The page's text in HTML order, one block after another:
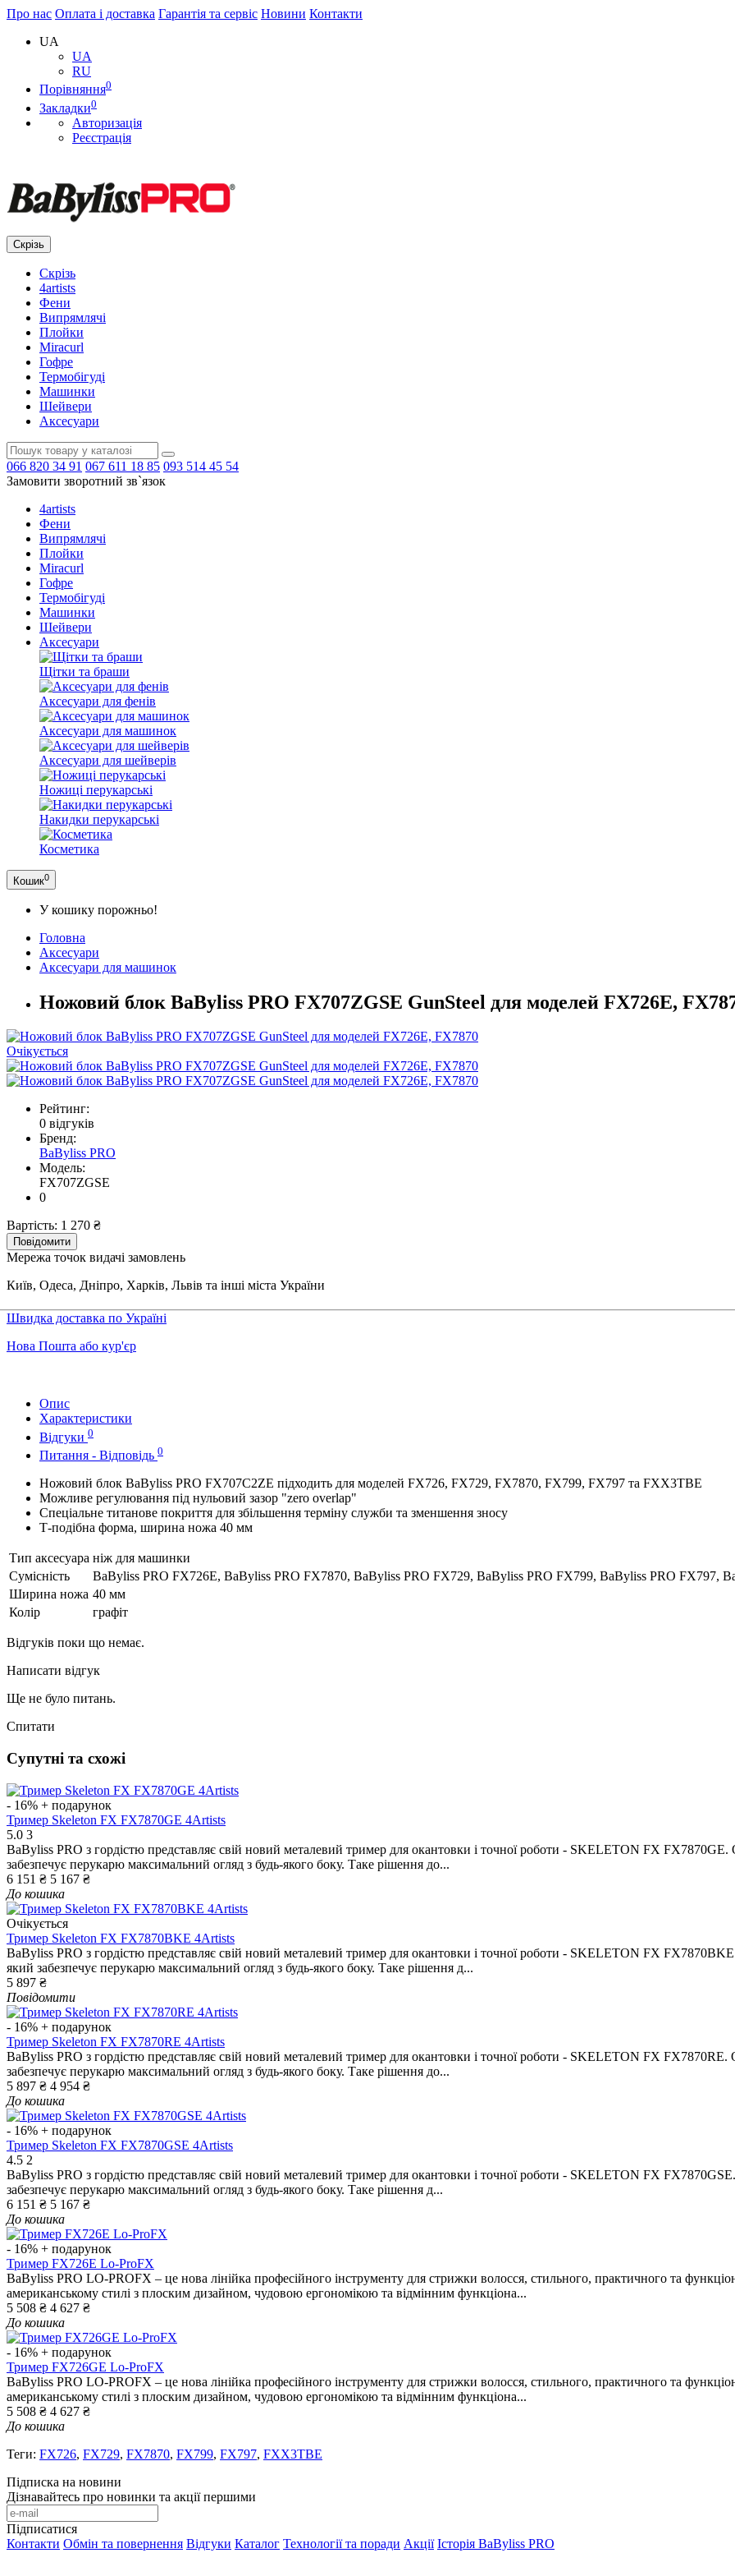
Про нас Оплата і доставка Гарантія та сервіс Новини Контакти
UA
UA
RU
Порівняння0
Закладки0
Авторизація
Реєстрація
Скрізь
Скрізь
4artists
Фени
Випрямлячі
Плойки
Miracurl
Гофре
Термобігуді
Машинки
Шейвери
Аксесуари
066 820 34 91 067 611 18 85 093 514 45 54
Замовити зворотний зв`язок
4artists
Фени
Випрямлячі
Плойки
Miracurl
Гофре
Термобігуді
Машинки
Шейвери
Аксесуари
Щітки та браши
Аксесуари для фенів
Аксесуари для машинок
Аксесуари для шейверів
Ножиці перукарські
Накидки перукарські
Косметика
Кошик0
У кошику порожньо!
Головна
Аксесуари
Аксесуари для машинок
Ножовий блок BaByliss PRO FX707ZGSE GunSteel для моделей FX726E,
Очікується
Рейтинг:
0 відгуків
Бренд:
BaByliss PRO
Модель:
FX707ZGSE
0
Вартість: 1 270 ₴
Повідомити
Мережа точок видачі замовлень
Київ, Одеса, Дніпро, Харків, Львів та інші міста України
Швидка доставка по Україні
Нова Пошта або кур'єр
Опис
Характеристики
Відгуки 0
Питання - Відповідь 0
Ножовий блок BaByliss PRO FX707C2ZE підходить для моделей FX726, FX729, FX7870, FX799, FX797 та FXX3TBE
Можливе регулювання під нульовий зазор "zero overlap"
Спеціальне титанове покриття для збільшення терміну служби та зменшення зносу
Т-подібна форма, ширина ножа 40 мм
Тип аксесуара ніж для машинки
Сумісність
BaByliss PRO FX726E, BaByliss PRO FX7870, BaByliss PRO FX729, BaByliss PRO FX799, BaByliss PRO FX797,
Ширина ножа 40 мм
Колір
графіт
Відгуків поки що немає.
Написати відгук
Ще не було питань.
Спитати
Супутні та схожі
- 16% + подарунок
Тример Skeleton FX FX7870GE 4Artists
5.0 3
BaByliss PRO з гордістю представляє свій новий металевий тример для окантовки і точної роботи - SKELETON FX
забезпечує перукарю максимальний огляд з будь-якого боку. Таке рішення до...
6 151 ₴ 5 167 ₴
До кошика
Очікується
Тример Skeleton FX FX7870BKE 4Artists
BaByliss PRO з гордістю представляє свій новий металевий тример для окантовки і точної роботи - SKELETON FX
який забезпечує перукарю максимальний огляд з будь-якого боку. Таке рішення д...
5 897 ₴
Повідомити
- 16% + подарунок
Тример Skeleton FX FX7870RE 4Artists
BaByliss PRO з гордістю представляє свій новий металевий тример для окантовки і точної роботи - SKELETON FX
забезпечує перукарю максимальний огляд з будь-якого боку. Таке рішення до...
5 897 ₴ 4 954 ₴
До кошика
- 16% + подарунок
Тример Skeleton FX FX7870GSE 4Artists
4.5 2
BaByliss PRO з гордістю представляє свій новий металевий тример для окантовки і точної роботи - SKELETON FX
забезпечує перукарю максимальний огляд з будь-якого боку. Таке рішення д...
6 151 ₴ 5 167 ₴
До кошика
- 16% + подарунок
Тример FX726E Lo-ProFX
BaByliss PRO LO-PROFX – це нова лінійка професійного інструменту для стрижки волосся, стильного, практичного та
американському стилі з плоским дизайном, чудовою ергономікою та відмінним функціона...
5 508 ₴ 4 627 ₴
До кошика
- 16% + подарунок
Тример FX726GE Lo-ProFX
BaByliss PRO LO-PROFX – це нова лінійка професійного інструменту для стрижки волосся, стильного, практичного та
американському стилі з плоским дизайном, чудовою ергономікою та відмінним функціона...
5 508 ₴ 4 627 ₴
До кошика
Теги: FX726, FX729, FX7870, FX799, FX797, FXX3TBE
Підписка на новини
Дізнавайтесь про новинки та акції першими
Підписатися
Контакти Обмін та повернення Відгуки Каталог Технології та поради Акції Історія BaByliss PRO